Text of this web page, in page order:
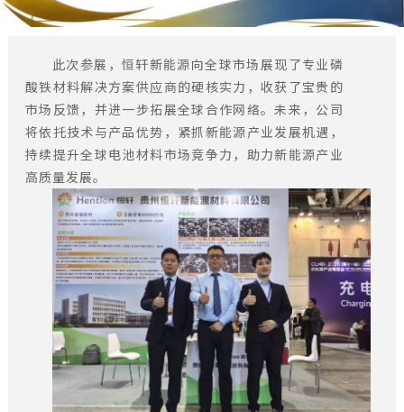
此次参展，恒轩新能源向全球市场展现了专业磷
酸铁材料解决方案供应商的硬核实力，收获了宝贵的
市场反馈，并进一步拓展全球合作网络。未来，公司
将依托技术与产品优势，紧抓新能源产业发展机遇，
持续提升全球电池材料市场竞争力，助力新能源产业
高质量发展。